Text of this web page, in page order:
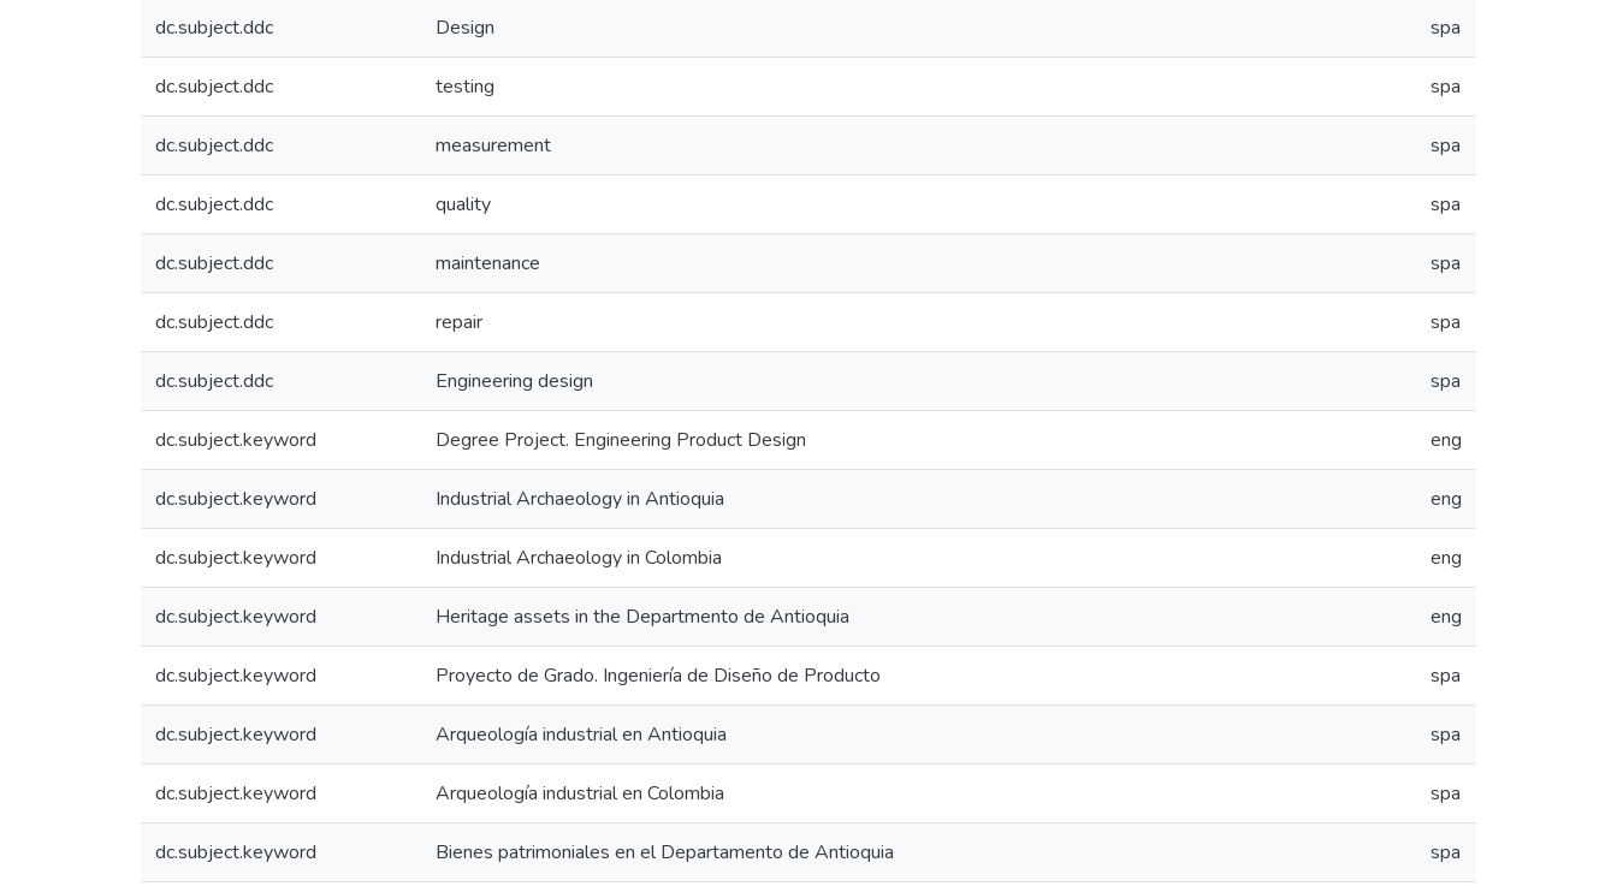
dc.subject.ddc Design spa
dc.subject.ddc testing spa
dc.subject.ddc measurement spa
dc.subject.ddc quality spa
dc.subject.ddc maintenance spa
dc.subject.ddc repair spa
dc.subject.ddc Engineering design spa
dc.subject.keyword Degree Project. Engineering Product Design eng
dc.subject.keyword Industrial Archaeology in Antioquia eng
dc.subject.keyword Industrial Archaeology in Colombia eng
dc.subject.keyword Heritage assets in the Departmento de Antioquia eng
dc.subject.keyword Proyecto de Grado. Ingeniería de Diseño de Producto spa
dc.subject.keyword Arqueología industrial en Antioquia spa
dc.subject.keyword Arqueología industrial en Colombia spa
dc.subject.keyword Bienes patrimoniales en el Departamento de Antioquia spa